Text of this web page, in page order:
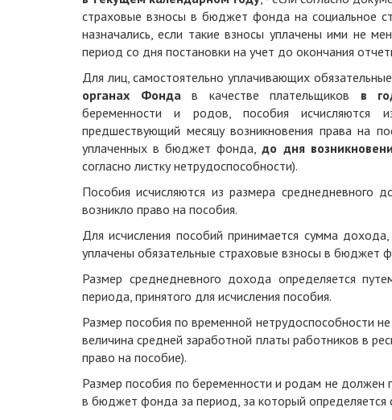
страховые взносы в бюджет фонда на социальное
назначались, если такие взносы уплачены ими не
период со дня постановки на учет до окончания
Для лиц, самостоятельно уплачивающих
органах Фондав качестве плательщиков в
беременности и родов, пособия исчисляются
предшествующий месяцу возникновения права на
уплаченных в бюджет фонда,до дня
согласно листку нетрудоспособности).
Пособия исчисляются из размера
возникло право на пособия.
Для исчисления пособий принимается сумма
уплачены обязательные страховые взносы в бюджет
Размер среднедневного дохода определяется
периода, принятого для исчисления пособия.
Размер пособия по временной нетрудоспособности
величина средней заработной платы работников в
право на пособие).
Размер пособия по беременности и родам не должен
в бюджет фонда за период, за который